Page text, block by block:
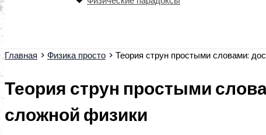
Главная Физика просто Теория струн простыми словами:
Теория струн простыми
сложной физики